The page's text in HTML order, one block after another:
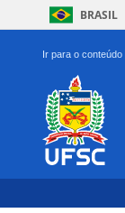
BRASIL
Ir para o conteúdo